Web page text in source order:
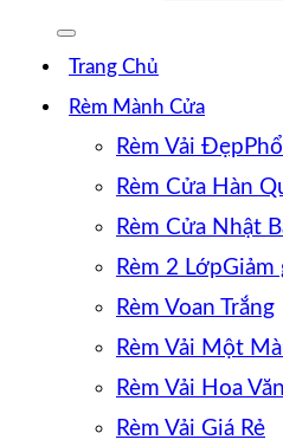
Trang Chủ
Rèm Mành Cửa
Rèm Vải Đẹp
Rèm Cửa Hàn
Rèm Cửa Nhật
Rèm 2 Lớp
Rèm Voan Trắng
Rèm Vải Một
Rèm Vải Hoa
Rèm Vải Giá Rẻ